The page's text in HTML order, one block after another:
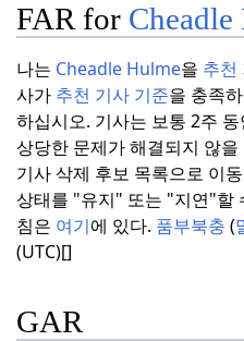
FAR for
나는 Cheadle Hulme을 추천
사가 추천 기사 기준을 충족
하십시오. 기사는 보통 2주
상당한 문제가 해결되지 않
기사 삭제 후보 목록으로 이
상태를 "유지" 또는 "지연"할
침은 여기에 있다. 품부북충 (
(UTC)[]
GAR